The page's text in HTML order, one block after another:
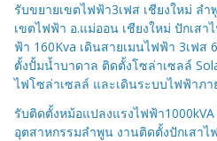
รับขยายเขตไฟฟ้า3เฟส เชียงใหม่ ล
เขตไฟฟ้า อ.แม่ออน เชียงใหม่ ปักเส
ฟ้า 160Kva เดินสายเมนไฟฟ้า 3เฟส
ตั้งปั้มน้ำบาดาล ติดตั้งโซล่าเซลล์
ไฟโซล่าเซลล์ และเดินระบบไฟฟ้าภา
รับติดตั้งหม้อแปลงแรงไฟฟ้า
อุตสาหกรรมลำพูน งานติดตั้งปักเสา